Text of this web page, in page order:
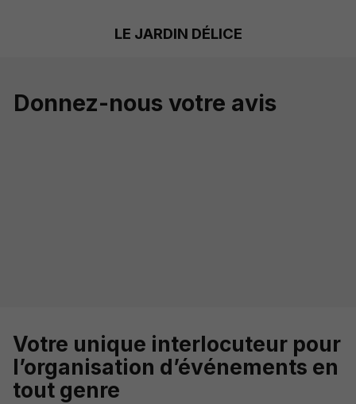
LE JARDIN DÉLICE
Donnez-nous votre avis
Votre unique interlocuteur pour
l’organisation d’événements en
tout genre